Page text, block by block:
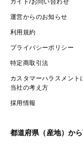
ガイド/お問い合わせ
運営からのお知らせ
利用規約
プライバシーポリシー
特定商取引法
カスタマーハラスメント
当社の考え方
採用情報
都道府県（産地）か